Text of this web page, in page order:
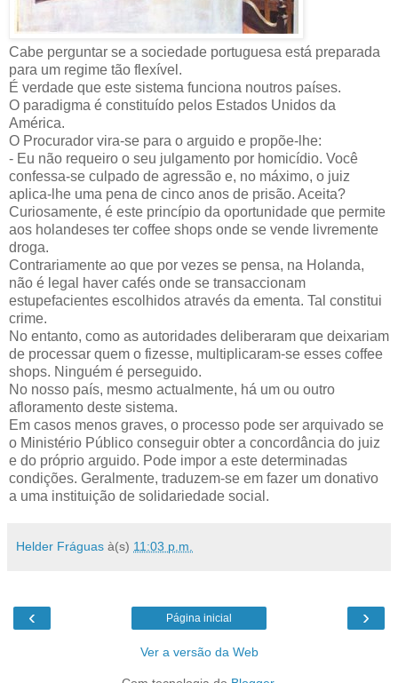
Cabe perguntar se a sociedade portuguesa está preparada
para um regime tão flexível.
É verdade que este sistema funciona noutros países.
O paradigma é constituído pelos Estados Unidos da
América.
O Procurador vira-se para o arguido e propõe-lhe:
- Eu não requeiro o seu julgamento por homicídio. Você
confessa-se culpado de agressão e, no máximo, o juiz
aplica-lhe uma pena de cinco anos de prisão. Aceita?
Curiosamente, é este princípio da oportunidade que permite
aos holandeses ter coffee shops onde se vende livremente
droga.
Contrariamente ao que por vezes se pensa, na Holanda,
não é legal haver cafés onde se transaccionam
estupefacientes escolhidos através da ementa. Tal constitui
crime.
No entanto, como as autoridades deliberaram que deixariam
de processar quem o fizesse, multiplicaram-se esses coffee
shops. Ninguém é perseguido.
No nosso país, mesmo actualmente, há um ou outro
afloramento deste sistema.
Em casos menos graves, o processo pode ser arquivado se
o Ministério Público conseguir obter a concordância do juiz
e do próprio arguido. Pode impor a este determinadas
condições. Geralmente, traduzem-se em fazer um donativo
a uma instituição de solidariedade social.
Helder Fráguas à(s) 11:03 p.m.
‹ ›
Página inicial
Ver a versão da Web